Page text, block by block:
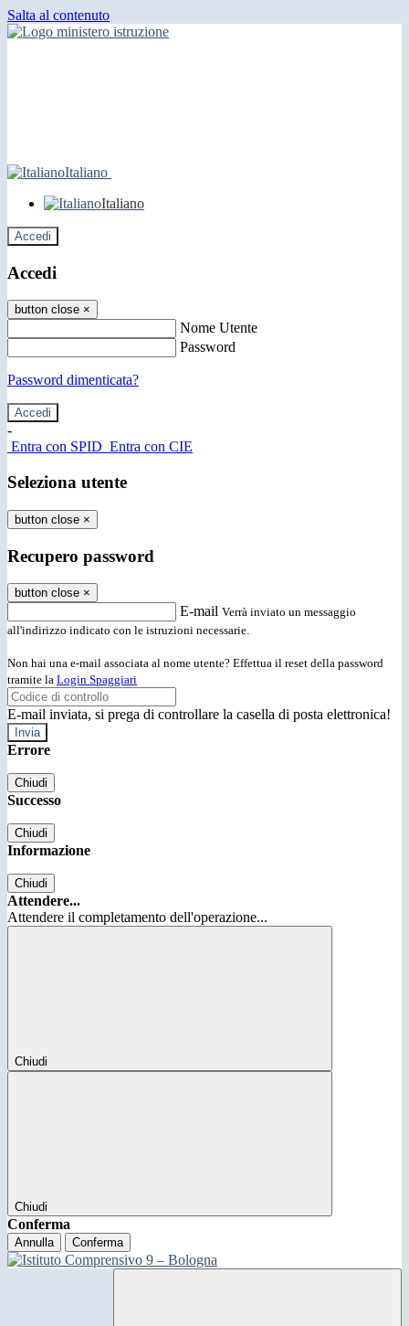
Salta al contenuto
Italiano
Italiano
Accedi
Accedi
button close ×
Nome Utente
Password
Password dimenticata?
-
Entra con SPID Entra con CIE
Seleziona utente
button close ×
Recupero password
button close ×
E-mail Verrà inviato un messaggio
all'indirizzo indicato con le istruzioni necessarie.
Non hai una e-mail associata al nome utente? Effettua il reset della password
tramite la Login Spaggiari
E-mail inviata, si prega di controllare la casella di posta elettronica!
Errore
Chiudi
Successo
Chiudi
Informazione
Chiudi
Attendere...
Attendere il completamento dell'operazione...
Chiudi
Chiudi
Conferma
Annulla Conferma